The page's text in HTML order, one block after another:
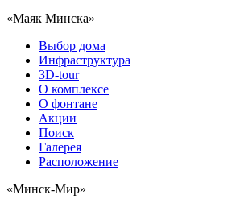
«Маяк Минска»
Выбор дома
Инфраструктура
3D-tour
О комплексе
О фонтане
Акции
Поиск
Галерея
Расположение
«Минск-Мир»